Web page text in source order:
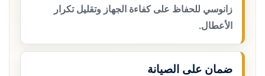
زانوسي للحفاظ على كفاءة الجهاز وتقليل تكرار
الأعطال.
ضمان على الصيانة